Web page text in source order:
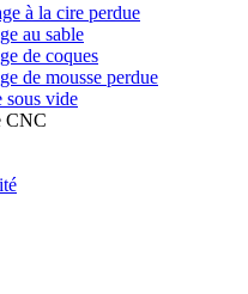
à la cire perdue
au sable
de coques
de mousse perdue
sous vide
CNC